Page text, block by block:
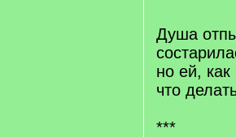
Душа
но ей,
что
***